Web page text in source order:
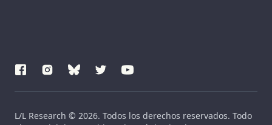
L/L Research © 2026. Todos los derechos reservados. Todo